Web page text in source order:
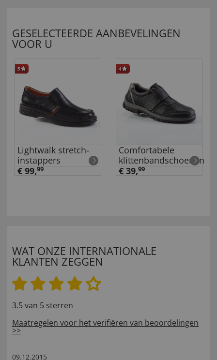
GESELECTEERDE AANBEVELINGEN
VOOR U
5
Lightwalk stretch-
instappers
€ 99,99
4
Comfortabele
klittenbandschoenen
€ 39,99
WAT ONZE INTERNATIONALE
KLANTEN ZEGGEN
3.5 van 5 sterren
Maatregelen voor het verifiëren van beoordelingen
>>
09.12.2015